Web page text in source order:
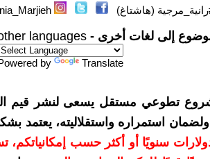
(هاشتاغ)
إلى لغات أخرى - languages
by Translate
تطوعي مستقل يسعى لنشر قيم
ولضمان استمراره واستقلاليته، يعتمد
بمبلغ 10 دولارات سنويًا أو أكثر حسب